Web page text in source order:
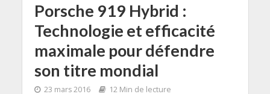
Porsche 919 Hybrid :
Technologie et efficacité
maximale pour défendre
son titre mondial
23 mars 2016 12 Min de lecture